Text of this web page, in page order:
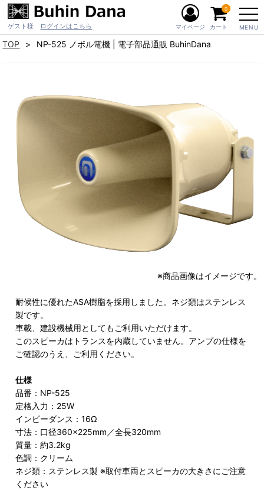
ゲスト様 ログインはこちら MENU
マイページ カート
0
TOP NP-525 ノボル電機 | 電子部品通販 BuhinDana
※商品画像はイメージです。
耐候性に優れたASA樹脂を採用しました。ネジ類はステンレス
製です。
車載、建設機械用としてもご利用いただけます。
このスピーカはトランスを内蔵していません。アンプの仕様を
ご確認のうえ、ご利用ください。
仕様
品番：NP-525
定格入力：25W
インピーダンス：16Ω
寸法：口径360×225mm／全長320mm
質量：約3.2kg
色調：クリーム
ネジ類：ステンレス製 ※取付車両とスピーカの大きさにご注意
ください